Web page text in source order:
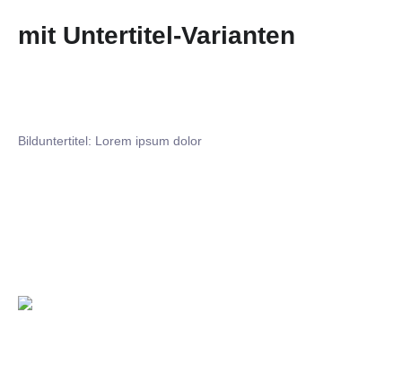
mit Untertitel-Varianten
Bilduntertitel: Lorem ipsum dolor